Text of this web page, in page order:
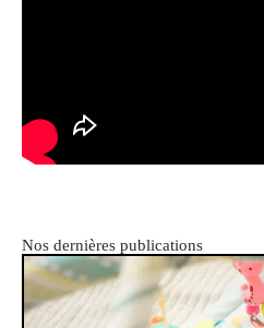
Nos dernières publications